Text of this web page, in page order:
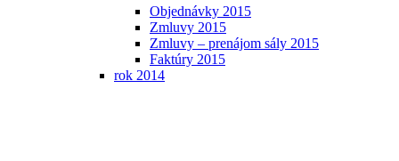
Objednávky 2015
Zmluvy 2015
Zmluvy – prenájom sály 2015
Faktúry 2015
rok 2014